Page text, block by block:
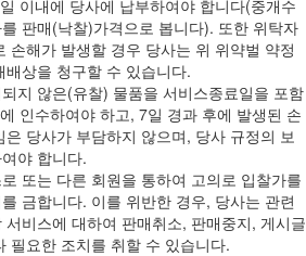
이내에 당사에 납부하여야 합니다(중개수
판매(낙찰)가격으로 봅니다). 또한 위탁자
손해가 발생할 경우 당사는 위 위약벌 약정
배상을 청구할 수 있습니다.
지 않은(유찰) 물품을 서비스종료일을 포함
인수하여야 하고, 7일 경과 후에 발생된 손
은 당사가 부담하지 않으며, 당사 규정의 보
야 합니다.
또는 다른 회원을 통하여 고의로 입찰가를
금합니다. 이를 위반한 경우, 당사는 관련
서비스에 대하여 판매취소, 판매중지, 게시글
필요한 조치를 취할 수 있습니다.